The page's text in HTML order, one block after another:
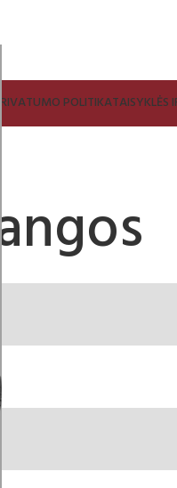
PRIVATUMO POLITIKATAISYKLĖS